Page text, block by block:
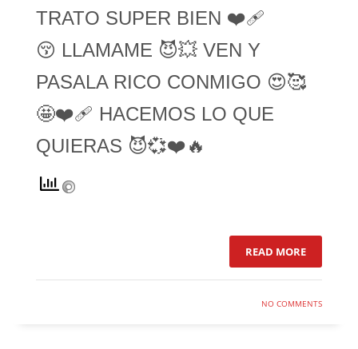
TRATO SUPER BIEN ❤️‍🩹
😚 LLAMAME 😈💥 VEN Y
PASALA RICO CONMIGO 😍🥰
🤩❤️‍🩹 HACEMOS LO QUE
QUIERAS 😈💞❤️🔥
READ MORE
NO COMMENTS